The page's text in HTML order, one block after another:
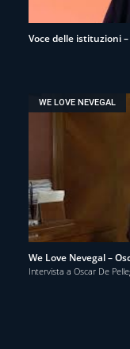
Voce delle istituzioni
WE LOVE NEVEGAL
We Love Nevegal –
Intervista a Oscar De